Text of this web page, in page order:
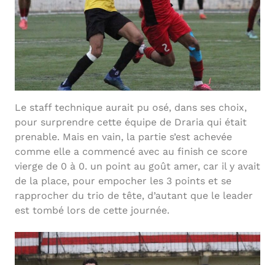
Le staff technique aurait pu osé, dans ses choix,
pour surprendre cette équipe de Draria qui était
prenable. Mais en vain, la partie s’est achevée
comme elle a commencé avec au finish ce score
vierge de 0 à 0. un point au goût amer, car il y avait
de la place, pour empocher les 3 points et se
rapprocher du trio de tête, d’autant que le leader
est tombé lors de cette journée.